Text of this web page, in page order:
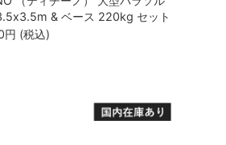
& ベース 220kg セット
き） 」
円 (税込)